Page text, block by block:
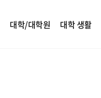
대학/대학원 대학 생활